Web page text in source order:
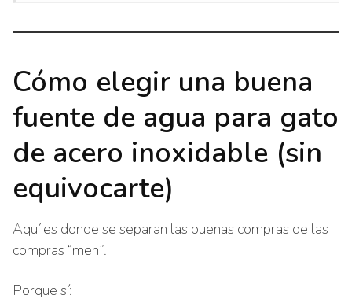
Cómo elegir una buena
fuente de agua para gato
de acero inoxidable (sin
equivocarte)
Aquí es donde se separan las buenas compras de las
compras “meh”.
Porque sí: